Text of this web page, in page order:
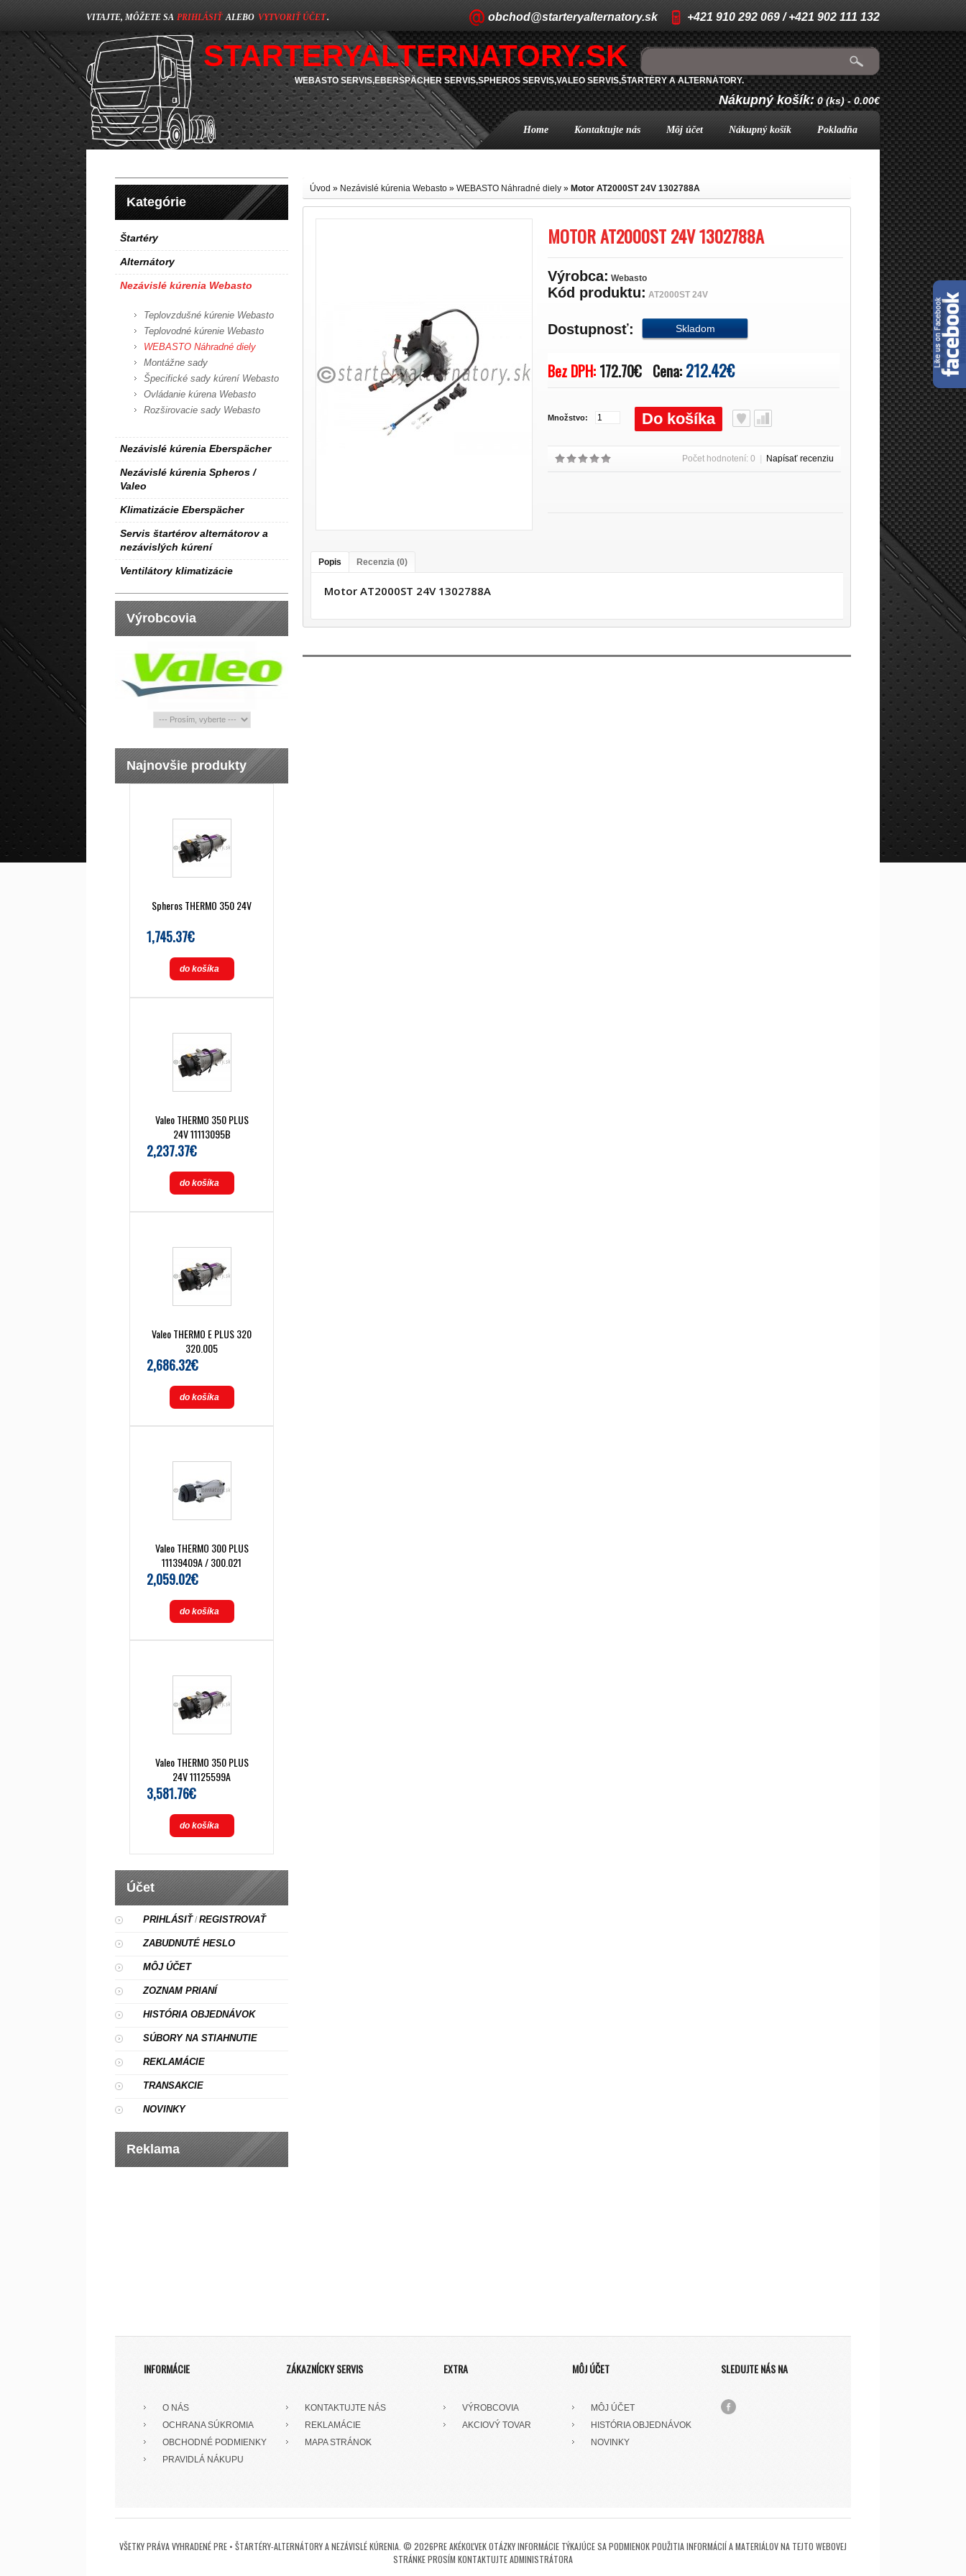
VITAJTE, MÔŽETE SA PRIHLÁSIŤ ALEBO VYTVORIŤ ÚČET. +421 910 292 069 / +421 902 111 132
obchod@starteryalternatory.sk
STARTERYALTERNATORY.SK
WEBASTO SERVIS,EBERSPÄCHER SERVIS,SPHEROS SERVIS,VALEO SERVIS,ŠTARTÉRY A ALTERNÁTORY.
Nákupný košík: 0 (ks) - 0.00€
Home Kontaktujte nás Môj účet Nákupný košík Pokladňa
Kategórie
Štartéry
Alternátory
Nezávislé kúrenia Webasto
Teplovzdušné kúrenie Webasto
Teplovodné kúrenie Webasto
WEBASTO Náhradné diely
Montážne sady
Špecifické sady kúrení Webasto
Ovládanie kúrena Webasto
Rozširovacie sady Webasto
Nezávislé kúrenia Eberspächer
Nezávislé kúrenia Spheros /
Valeo
Klimatizácie Eberspächer
Servis štartérov alternátorov a
nezávislých kúrení
Ventilátory klimatizácie
Výrobcovia
Najnovšie produkty
Spheros THERMO 350 24V
1,745.37€
do košíka
Valeo THERMO 350 PLUS
24V 11113095B
2,237.37€
do košíka
Valeo THERMO E PLUS 320
320.005
2,686.32€
do košíka
Valeo THERMO 300 PLUS
11139409A / 300.021
2,059.02€
do košíka
Valeo THERMO 350 PLUS
24V 11125599A
3,581.76€
do košíka
Účet
PRIHLÁSIŤ/REGISTROVAŤ
ZABUDNUTÉ HESLO
MÔJ ÚČET
ZOZNAM PRIANÍ
HISTÓRIA OBJEDNÁVOK
SÚBORY NA STIAHNUTIE
REKLAMÁCIE
TRANSAKCIE
NOVINKY
Reklama
Úvod » Nezávislé kúrenia Webasto » WEBASTO Náhradné diely » Motor AT2000ST 24V 1302788A
MOTOR AT2000ST 24V 1302788A
Výrobca: Webasto
Kód produktu: AT2000ST 24V
Dostupnosť: Skladom
Bez DPH: 172.70€ Cena: 212.42€
Množstvo: Do košíka
Počet hodnotení: 0 Napísať recenziu
Popis Recenzia (0)
Motor AT2000ST 24V 1302788A
INFORMÁCIE
O NÁS
OCHRANA SÚKROMIA
OBCHODNÉ PODMIENKY
PRAVIDLÁ NÁKUPU
ZÁKAZNÍCKY SERVIS
KONTAKTUJTE NÁS
REKLAMÁCIE
MAPA STRÁNOK
EXTRA
VÝROBCOVIA
AKCIOVÝ TOVAR
MÔJ ÚČET
MÔJ ÚČET
HISTÓRIA OBJEDNÁVOK
NOVINKY
SLEDUJTE NÁS NA
VŠETKY PRÁVA VYHRADENÉ PRE • ŠTARTÉRY-ALTERNÁTORY A NEZÁVISLÉ KÚRENIA. © 2026PRE AKÉKOĽVEK OTÁZKY INFORMÁCIE TÝKAJÚCE SA PODMIENOK POUŽITIA INFORMÁCIÍ A MATERIÁLOV NA TEJTO WEBOVEJ
STRÁNKE PROSÍM KONTAKTUJTE ADMINISTRÁTORA